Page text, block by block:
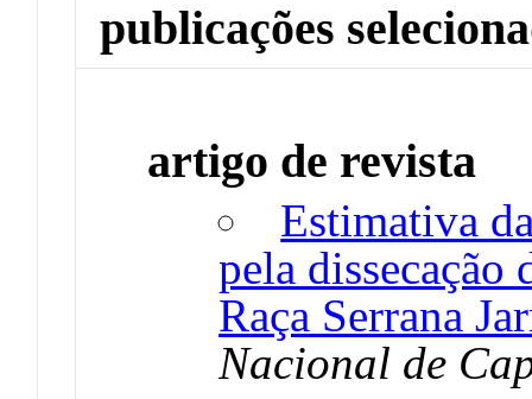
publicações
artigo de revista
Estimativa
pela dissecação
Raça Serrana
Nacional de